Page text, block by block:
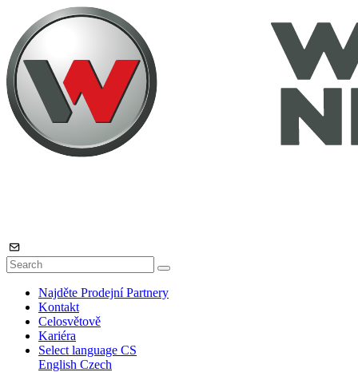
Najděte Prodejní Partnery
Kontakt
Celosvětově
Kariéra
Select language CS
English Czech